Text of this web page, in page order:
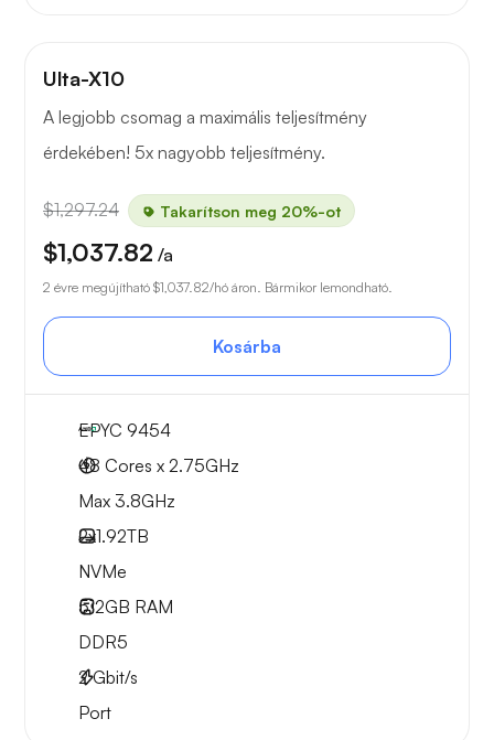
Ulta-X10
A legjobb csomag a maximális teljesítmény
érdekében! 5x nagyobb teljesítmény.
$1,297.24 Takarítson meg 20%-ot
$1,037.82 /a
2 évre megújítható $1,037.82/hó áron. Bármikor lemondható.
Kosárba
EPYC 9454
48 Cores x 2.75GHz
Max 3.8GHz
2x1.92TB
NVMe
512GB RAM
DDR5
2Gbit/s
Port